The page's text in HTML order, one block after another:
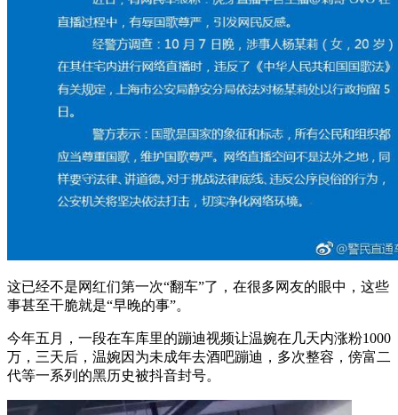
这已经不是网红们第一次“翻车”了，在很多网友的眼中，这些
事甚至干脆就是“早晚的事”。
今年五月，一段在车库里的蹦迪视频让温婉在几天内涨粉1000
万，三天后，温婉因为未成年去酒吧蹦迪，多次整容，傍富二
代等一系列的黑历史被抖音封号。